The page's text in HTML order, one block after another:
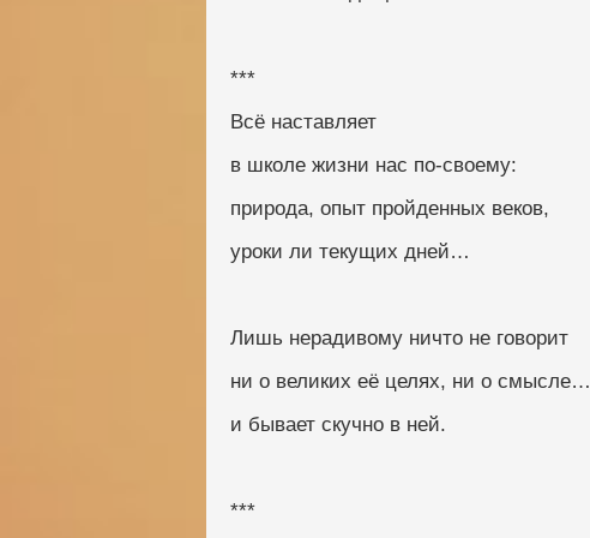
***
Всё наставляет
в школе жизни нас по-своему:
природа, опыт пройденных веков,
уроки ли текущих дней…
Лишь нерадивому ничто не говорит
ни о великих её целях, ни о смысле…
и бывает скучно в ней.
***